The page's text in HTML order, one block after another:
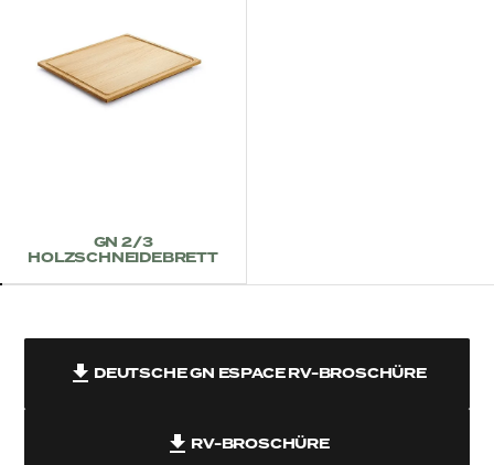
GN 2/3
HOLZSCHNEIDEBRETT
DEUTSCHE GN ESPACE RV-BROSCHÜRE
RV-BROSCHÜRE